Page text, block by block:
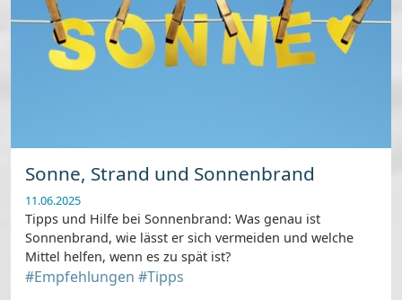
Sonne, Strand und Sonnenbrand
11.06.2025
Tipps und Hilfe bei Sonnenbrand: Was genau ist
Sonnenbrand, wie lässt er sich vermeiden und welche
Mittel helfen, wenn es zu spät ist?
#Empfehlungen #Tipps